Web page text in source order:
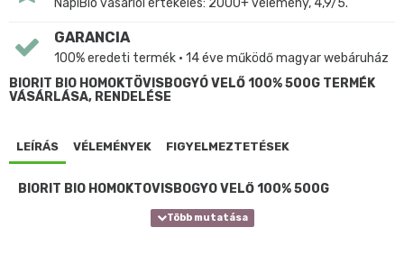
GARANCIA
100% eredeti termék • 14 éve működő magyar webáruház
BIORIT BIO HOMOKTÖVISBOGYÓ VELŐ 100% 500G TERMÉK
VÁSÁRLÁSA, RENDELÉSE
LEÍRÁS VÉLEMÉNYEK FIGYELMEZTETÉSEK
BIORIT BIO HOMOKTÖVISBOGYÓ VELŐ 100% 500G